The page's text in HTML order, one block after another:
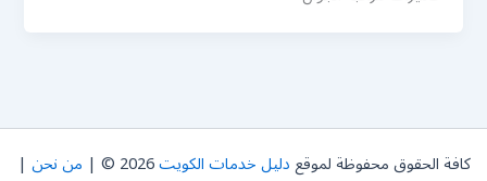
كافة الحقوق محفوظة لموقعدليل خدمات الكويت2026 © | من نحن |